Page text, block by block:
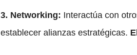
3. Networking: Interactúa con
establecer alianzas estratégicas.